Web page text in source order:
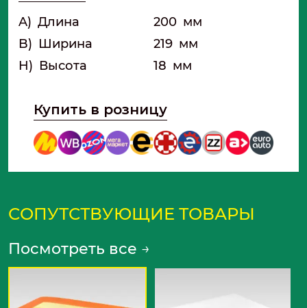
угольного фильтра воздух в салоне
остается свежим даже при движении в
очистки от газообразных загрязнителей
A) Длина 200 мм
B) Ширина 219 мм
H) Высота 18 мм
Купить в розницу
СОПУТСТВУЮЩИЕ ТОВАРЫ
Посмотреть все →